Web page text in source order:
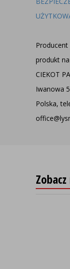
produkt
CIEKOT
Iwanowa
Polska,